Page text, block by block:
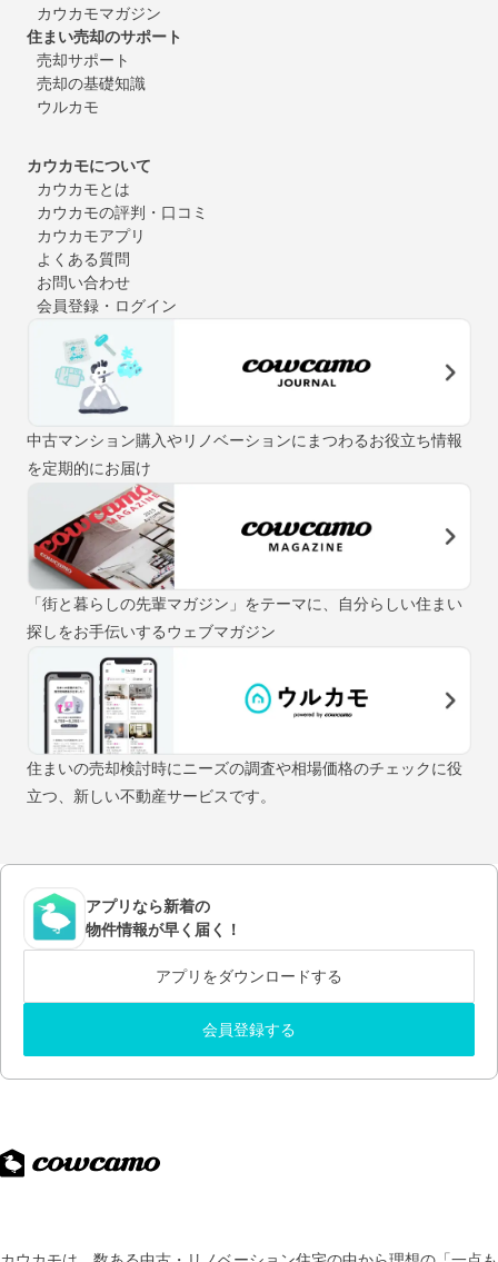
カウカモマガジン
住まい売却のサポート
売却サポート
売却の基礎知識
ウルカモ
カウカモについて
カウカモとは
カウカモの評判・口コミ
カウカモアプリ
よくある質問
お問い合わせ
会員登録・ログイン
中古マンション購入やリノベーションにまつわるお役立ち情報
を定期的にお届け
「街と暮らしの先輩マガジン」をテーマに、自分らしい住まい
探しをお手伝いするウェブマガジン
住まいの売却検討時にニーズの調査や相場価格のチェックに役
立つ、新しい不動産サービスです。
アプリなら新着の
物件情報が早く届く！
アプリをダウンロードする
会員登録する